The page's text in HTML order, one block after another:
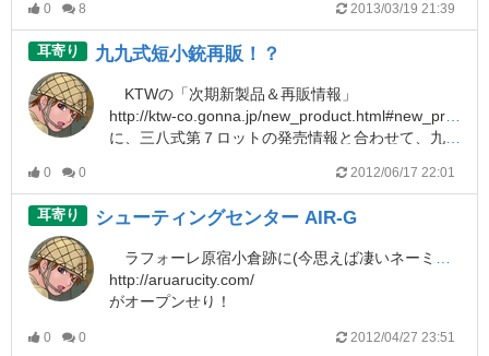
電動ガン : M1918A2 BAR [09月入荷予定.予約]
大戦軽機でこのお値段というのは、例を見ないような。
0 8 2013/03/19 21:39
耳寄り 九九式短小銃再販！？
KTWの「次期新製品＆再販情報」
http://ktw-co.gonna.jp/new_product.html#new_product
に、三八式第７ロットの発売情報と合わせて、九九式短小銃の再生産と読める文言が書かれています。
帝国陸軍将兵諸氏は、お買い逃しなきよう。
0 0 2012/06/17 22:01
耳寄り シューティングセンター AIR-G
ラフォーレ原宿小倉跡に(今思えば凄いネーミング)ヲタクの殿堂、「あるある CITY」
http://aruarucity.com/
がオープンせり！
「シューティングセンター AIR-G」
0 0 2012/04/27 23:51